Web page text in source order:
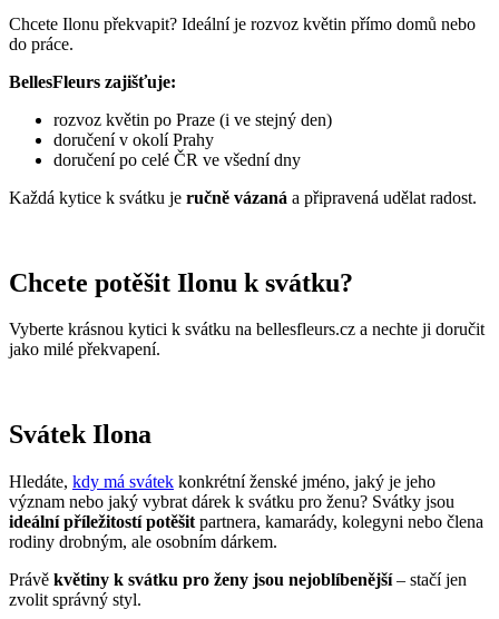
Chcete Ilonu překvapit? Ideální je rozvoz květin přímo domů nebo
do práce.
BellesFleurs zajišťuje:
rozvoz květin po Praze (i ve stejný den)
doručení v okolí Prahy
doručení po celé ČR ve všední dny
Každá kytice k svátku je ručně vázaná a připravená udělat radost.
Chcete potěšit Ilonu k svátku?
Vyberte krásnou kytici k svátku na bellesfleurs.cz a nechte ji doručit
jako milé překvapení.
Svátek Ilona
Hledáte, kdy má svátek konkrétní ženské jméno, jaký je jeho
význam nebo jaký vybrat dárek k svátku pro ženu? Svátky jsou
ideální příležitostí potěšit partnera, kamarády, kolegyni nebo člena
rodiny drobným, ale osobním dárkem.
Právě květiny k svátku pro ženy jsou nejoblíbenější– stačí jen
zvolit správný styl.